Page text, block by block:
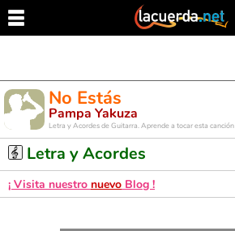
No Estás
Pampa Yakuza
Letra y Acordes de Guitarra. Aprende a tocar esta canción
Letra y Acordes
¡ Visita nuestro nuevo Blog !